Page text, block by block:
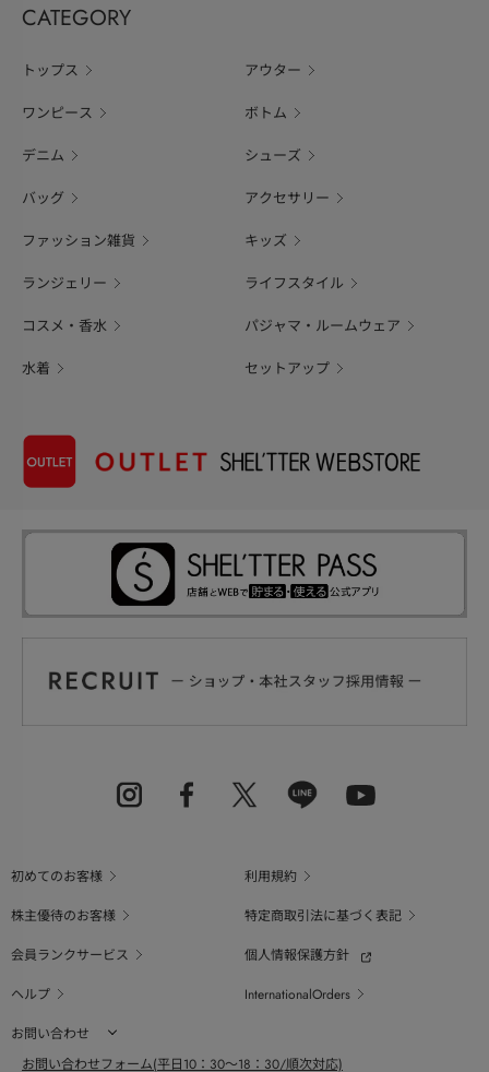
CATEGORY
トップス アウター
ワンピース ボトム
デニム シューズ
バッグ アクセサリー
ファッション雑貨 キッズ
ランジェリー ライフスタイル
コスメ・香水 パジャマ・ルームウェア
水着 セットアップ
初めてのお客様
利用規約
株主優待のお客様
特定商取引法に基づく表記
会員ランクサービス
個人情報保護方針
ヘルプ
InternationalOrders
お問い合わせ
お問い合わせフォーム(平日10：30～18：30/順次対応)